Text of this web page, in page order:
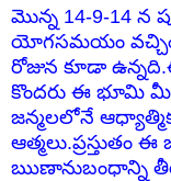
మొన్న 14-9-14 న
యోగసమయం
రోజున కూడా
కొందరు ఈ భూమి
జన్మలలోనే
ఆత్మలు.ప్రస్తుతం
ఋణానుబంధాన్ని